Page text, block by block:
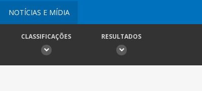
NOTÍCIAS E MÍDIA
CLASSIFICAÇÕES RESULTADOS